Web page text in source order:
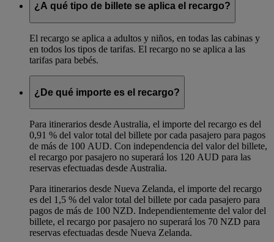
¿A qué tipo de billete se aplica el recargo?
El recargo se aplica a adultos y niños, en todas las cabinas y
en todos los tipos de tarifas. El recargo no se aplica a las
tarifas para bebés.
¿De qué importe es el recargo?
Para itinerarios desde Australia, el importe del recargo es del
0,91 % del valor total del billete por cada pasajero para pagos
de más de 100 AUD. Con independencia del valor del billete,
el recargo por pasajero no superará los 120 AUD para las
reservas efectuadas desde Australia.
Para itinerarios desde Nueva Zelanda, el importe del recargo
es del 1,5 % del valor total del billete por cada pasajero para
pagos de más de 100 NZD. Independientemente del valor del
billete, el recargo por pasajero no superará los 70 NZD para
reservas efectuadas desde Nueva Zelanda.